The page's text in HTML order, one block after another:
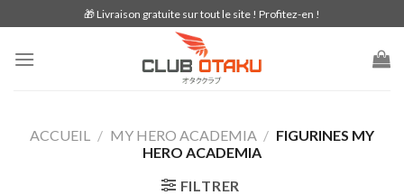
to
content
🎁 Livraison gratuite sur tout le site ! Profitez-en !
ACCUEIL / MY HERO ACADEMIA / FIGURINES MY
HERO ACADEMIA
FILTRER